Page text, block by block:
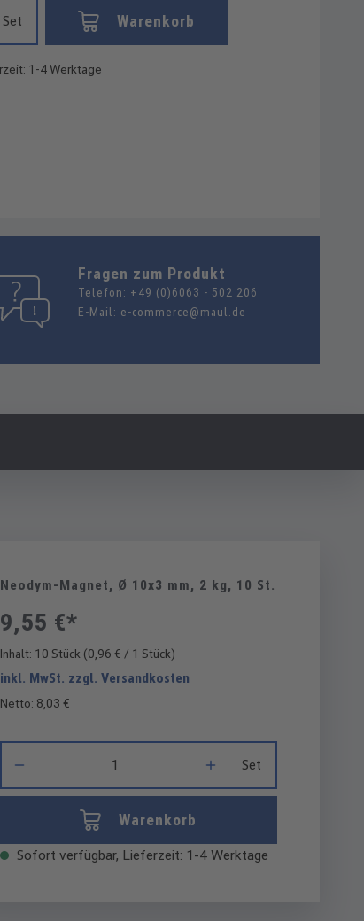
Set Warenkorb
1-4 Werktage
Fragen zum Produkt
Telefon: +49 (0)6063 - 502 206
E-Mail: e-commerce@maul.de
Neodym-Magnet, Ø 10x3 mm, 2 kg, 10 St.
9,55 €*
Inhalt: 10 Stück (0,96 € / 1 Stück)
inkl. MwSt. zzgl. Versandkosten
Netto: 8,03 €
Set
Warenkorb
Sofort verfügbar, Lieferzeit: 1-4 Werktage